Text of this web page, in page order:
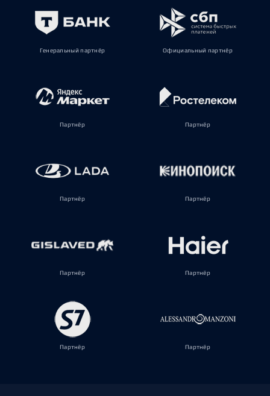
Генеральный партнёр Официальный партнёр
Партнёр Партнёр
Партнёр Партнёр
Партнёр Партнёр
Партнёр Партнёр